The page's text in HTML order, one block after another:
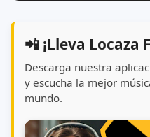
📲 ¡Lleva Locaza
Descarga nuestra
y escucha la mejor
mundo.